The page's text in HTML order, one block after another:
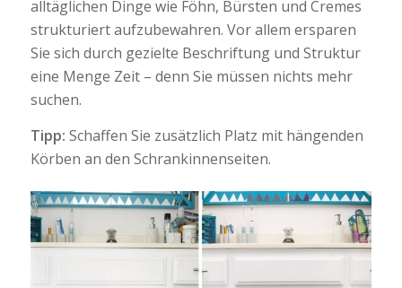
alltäglichen Dinge wie Föhn, Bürsten und Cremes
strukturiert aufzubewahren. Vor allem ersparen
Sie sich durch gezielte Beschriftung und Struktur
eine Menge Zeit – denn Sie müssen nichts mehr
suchen.
Tipp: Schaffen Sie zusätzlich Platz mit hängenden
Körben an den Schrankinnenseiten.